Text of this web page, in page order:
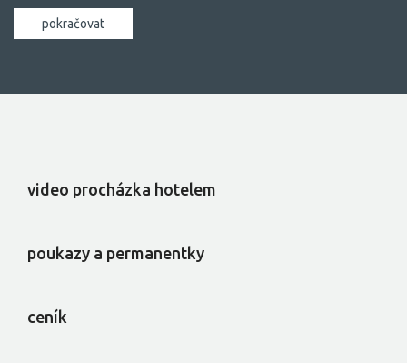
video procházka hotelem
poukazy a permanentky
ceník